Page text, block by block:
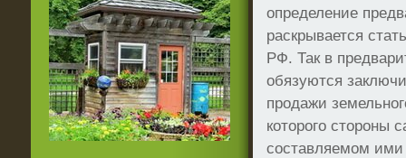
определение
раскрывается
РФ. Так в
обязуются
продажи
которого стороны
составляемом ими